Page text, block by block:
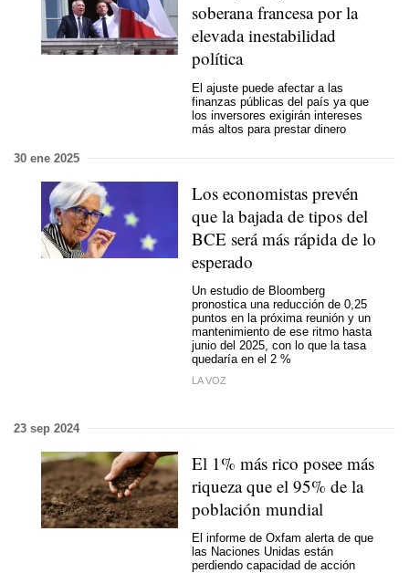
soberana francesa por la
elevada inestabilidad
política
El ajuste puede afectar a las
finanzas públicas del país ya que
los inversores exigirán intereses
más altos para prestar dinero
30 ene 2025
Los economistas prevén
que la bajada de tipos del
BCE será más rápida de lo
esperado
Un estudio de Bloomberg
pronostica una reducción de 0,25
puntos en la próxima reunión y un
mantenimiento de ese ritmo hasta
junio del 2025, con lo que la tasa
quedaría en el 2 %
LA VOZ
23 sep 2024
El 1% más rico posee más
riqueza que el 95% de la
población mundial
El informe de Oxfam alerta de que
las Naciones Unidas están
perdiendo capacidad de acción